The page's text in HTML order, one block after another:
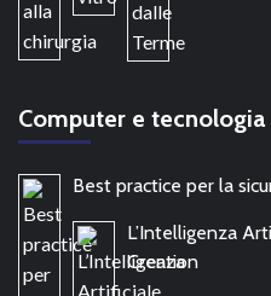
Computer e tecnologia
Best practice per la
L’Intelligenza
Creation